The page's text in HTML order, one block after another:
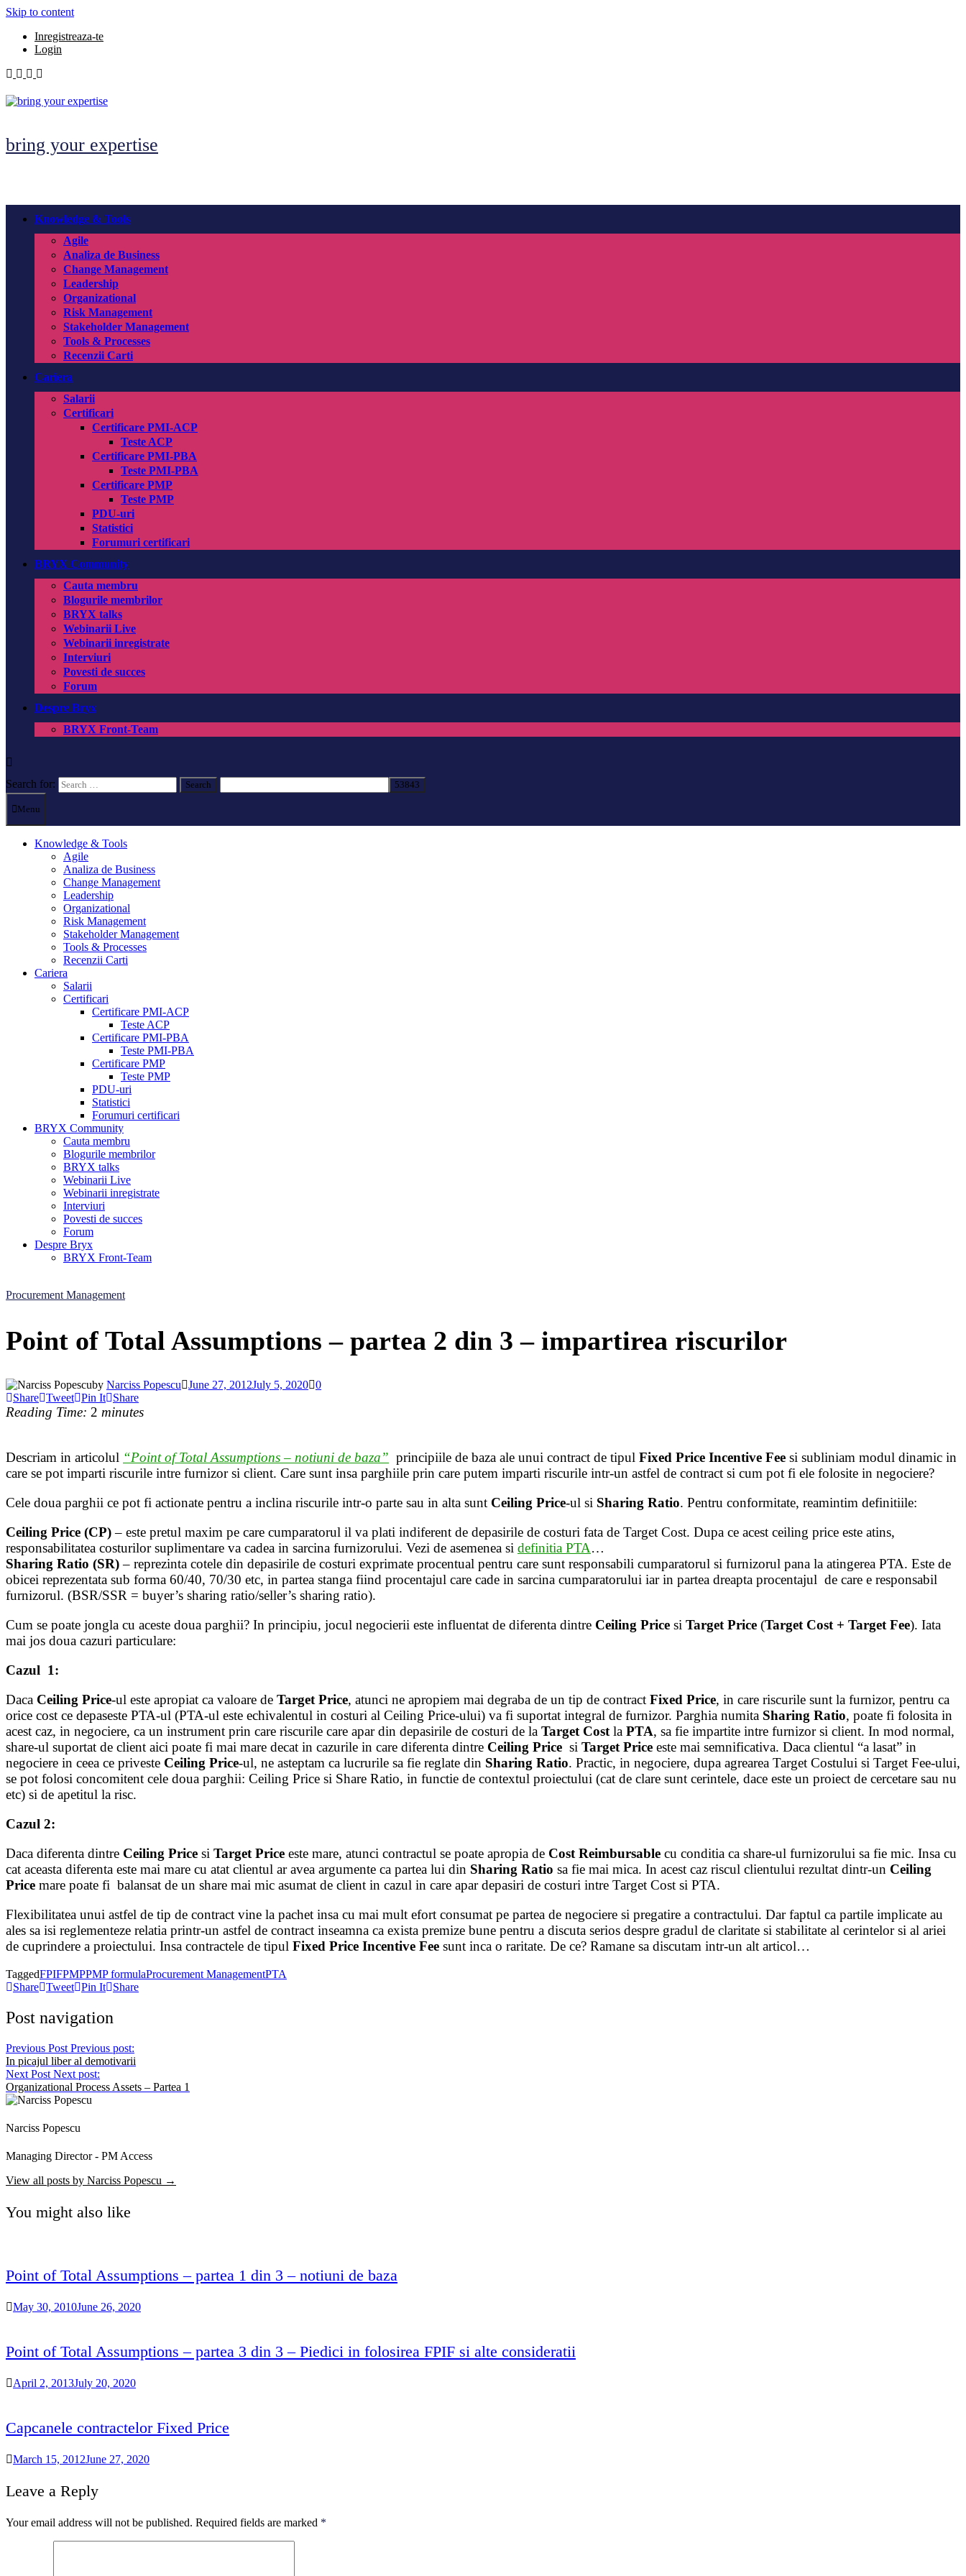
Skip to content
Inregistreaza-te
Login
bring your expertise
Knowledge & Tools
Agile
Analiza de Business
Change Management
Leadership
Organizational
Risk Management
Stakeholder Management
Tools & Processes
Recenzii Carti
Cariera
Salarii
Certificari
Certificare PMI-ACP
Teste ACP
Certificare PMI-PBA
Teste PMI-PBA
Certificare PMP
Teste PMP
PDU-uri
Statistici
Forumuri certificari
BRYX Community
Cauta membru
Blogurile membrilor
BRYX talks
Webinarii Live
Webinarii inregistrate
Interviuri
Povesti de succes
Forum
Despre Bryx
BRYX Front-Team
Search for:
Menu
Knowledge & Tools
Agile
Analiza de Business
Change Management
Leadership
Organizational
Risk Management
Stakeholder Management
Tools & Processes
Recenzii Carti
Cariera
Salarii
Certificari
Certificare PMI-ACP
Teste ACP
Certificare PMI-PBA
Teste PMI-PBA
Certificare PMP
Teste PMP
PDU-uri
Statistici
Forumuri certificari
BRYX Community
Cauta membru
Blogurile membrilor
BRYX talks
Webinarii Live
Webinarii inregistrate
Interviuri
Povesti de succes
Forum
Despre Bryx
BRYX Front-Team
Procurement Management
Point of Total Assumptions – partea 2 din 3 – impartirea riscurilor
by Narciss Popescu June 27, 2012July 5, 2020 0
Share Tweet Pin It Share
Reading Time: 2 minutes
Descriam in articolul “Point of Total Assumptions – notiuni de baza” principiile de baza ale unui contract de tipul Fixed Price Incentive Fee si subliniam modul dinamic in
care se pot imparti riscurile intre furnizor si client. Care sunt insa parghiile prin care putem imparti riscurile intr-un astfel de contract si cum pot fi ele folosite in negociere?
Cele doua parghii ce pot fi actionate pentru a inclina riscurile intr-o parte sau in alta sunt Ceiling Price-ul si Sharing Ratio. Pentru conformitate, reamintim definitiile:
Ceiling Price (CP)– este pretul maxim pe care cumparatorul il va plati indiferent de depasirile de costuri fata de Target Cost. Dupa ce acest ceiling price este atins,
responsabilitatea costurilor suplimentare va cadea in sarcina furnizorului. Vezi de asemenea si definitia PTA…
Sharing Ratio (SR)– reprezinta cotele din depasirile de costuri exprimate procentual pentru care sunt responsabili cumparatorul si furnizorul pana la atingerea PTA. Este de
obicei reprezentata sub forma 60/40, 70/30 etc, in partea stanga fiind procentajul care cade in sarcina cumparatorului iar in partea dreapta procentajul de care e responsabil
furnizorul. (BSR/SSR = buyer’s sharing ratio/seller’s sharing ratio).
Cum se poate jongla cu aceste doua parghii? In principiu, jocul negocierii este influentat de diferenta dintre Ceiling Price si Target Price (Target Cost + Target Fee). Iata
mai jos doua cazuri particulare:
Cazul 1:
Daca Ceiling Price-ul este apropiat ca valoare de Target Price, atunci ne apropiem mai degraba de un tip de contract Fixed Price, in care riscurile sunt la furnizor, pentru ca
orice cost ce depaseste PTA-ul (PTA-ul este echivalentul in costuri al Ceiling Price-ului) va fi suportat integral de furnizor. Parghia numita Sharing Ratio, poate fi folosita in
acest caz, in negociere, ca un instrument prin care riscurile care apar din depasirile de costuri de la Target Cost la PTA, sa fie impartite intre furnizor si client. In mod normal,
share-ul suportat de client aici poate fi mai mare decat in cazurile in care diferenta dintre Ceiling Price si Target Price este mai semnificativa. Daca clientul “a lasat” in
negociere in ceea ce priveste Ceiling Price-ul, ne asteptam ca lucrurile sa fie reglate din Sharing Ratio. Practic, in negociere, dupa agrearea Target Costului si Target Fee-ului,
se pot folosi concomitent cele doua parghii: Ceiling Price si Share Ratio, in functie de contextul proiectului (cat de clare sunt cerintele, dace este un proiect de cercetare sau nu
etc) si de apetitul la risc.
Cazul 2:
Daca diferenta dintre Ceiling Price si Target Price este mare, atunci contractul se poate apropia de Cost Reimbursable cu conditia ca share-ul furnizorului sa fie mic. Insa cu
cat aceasta diferenta este mai mare cu atat clientul ar avea argumente ca partea lui din Sharing Ratio sa fie mai mica. In acest caz riscul clientului rezultat dintr-un Ceiling
Price mare poate fi balansat de un share mai mic asumat de client in cazul in care apar depasiri de costuri intre Target Cost si PTA.
Flexibilitatea unui astfel de tip de contract vine la pachet insa cu mai mult efort consumat pe partea de negociere si pregatire a contractului. Dar faptul ca partile implicate au
ales sa isi reglementeze relatia printr-un astfel de contract inseamna ca exista premize bune pentru a discuta serios despre gradul de claritate si stabilitate al cerintelor si al ariei
de cuprindere a proiectului. Insa contractele de tipul Fixed Price Incentive Fee sunt inca o raritate. De ce? Ramane sa discutam intr-un alt articol…
TaggedFPIFPMPPMP formulaProcurement ManagementPTA
Share Tweet Pin It Share
Post navigation
Previous Post Previous post:
In picajul liber al demotivarii
Next Post Next post:
Organizational Process Assets – Partea 1
Narciss Popescu
Managing Director - PM Access
View all posts by Narciss Popescu →
You might also like
Point of Total Assumptions – partea 1 din 3 – notiuni de baza
May 30, 2010June 26, 2020
Point of Total Assumptions – partea 3 din 3 – Piedici in folosirea FPIF si alte consideratii
April 2, 2013July 20, 2020
Capcanele contractelor Fixed Price
March 15, 2012June 27, 2020
Leave a Reply
Your email address will not be published. Required fields are marked *